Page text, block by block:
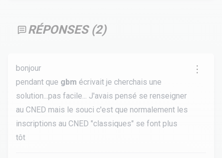
RÉPONSES (2)
bonjour
pendant que gbm écrivait je cherchais une
solution...pas facile... J'avais pensé se renseigner
au CNED mais le souci c'est que normalement les
inscriptions au CNED "classiques" se font plus
tôt